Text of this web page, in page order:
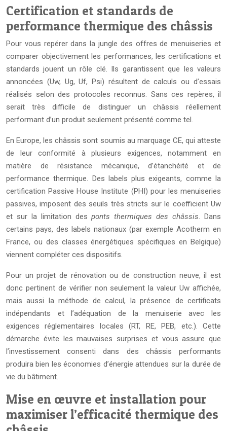
Certification et standards de
performance thermique des châssis
Pour vous repérer dans la jungle des offres de menuiseries et
comparer objectivement les performances, les certifications et
standards jouent un rôle clé. Ils garantissent que les valeurs
annoncées (Uw, Ug, Uf, Psi) résultent de calculs ou d’essais
réalisés selon des protocoles reconnus. Sans ces repères, il
serait très difficile de distinguer un châssis réellement
performant d’un produit seulement présenté comme tel.
En Europe, les châssis sont soumis au marquage CE, qui atteste
de leur conformité à plusieurs exigences, notamment en
matière de résistance mécanique, d’étanchéité et de
performance thermique. Des labels plus exigeants, comme la
certification Passive House Institute (PHI) pour les menuiseries
passives, imposent des seuils très stricts sur le coefficient Uw
et sur la limitation desponts thermiques des châssis . Dans
certains pays, des labels nationaux (par exemple Acotherm en
France, ou des classes énergétiques spécifiques en Belgique)
viennent compléter ces dispositifs.
Pour un projet de rénovation ou de construction neuve, il est
donc pertinent de vérifier non seulement la valeur Uw affichée,
mais aussi la méthode de calcul, la présence de certificats
indépendants et l’adéquation de la menuiserie avec les
exigences réglementaires locales (RT, RE, PEB, etc.). Cette
démarche évite les mauvaises surprises et vous assure que
l’investissement consenti dans des châssis performants
produira bien les économies d’énergie attendues sur la durée de
vie du bâtiment.
Mise en œuvre et installation pour
maximiser l’efficacité thermique des